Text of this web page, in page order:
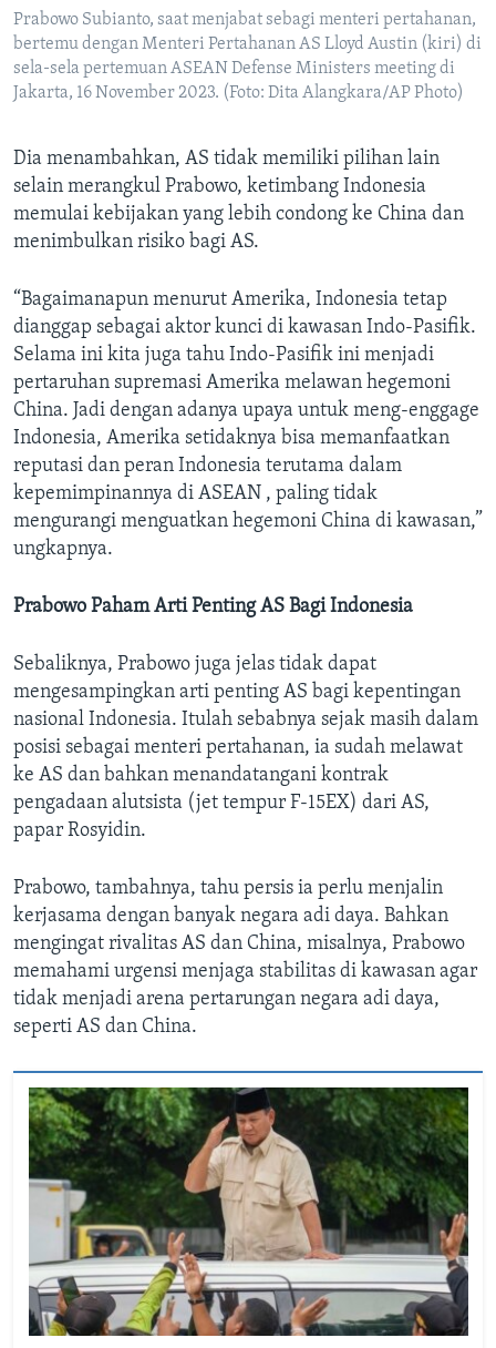
Prabowo Subianto, saat menjabat sebagi menteri pertahanan,
bertemu dengan Menteri Pertahanan AS Lloyd Austin (kiri) di
sela-sela pertemuan ASEAN Defense Ministers meeting di
Jakarta, 16 November 2023. (Foto: Dita Alangkara/AP Photo)
Dia menambahkan, AS tidak memiliki pilihan lain
selain merangkul Prabowo, ketimbang Indonesia
memulai kebijakan yang lebih condong ke China dan
menimbulkan risiko bagi AS.
“Bagaimanapun menurut Amerika, Indonesia tetap
dianggap sebagai aktor kunci di kawasan Indo-Pasifik.
Selama ini kita juga tahu Indo-Pasifik ini menjadi
pertaruhan supremasi Amerika melawan hegemoni
China. Jadi dengan adanya upaya untuk meng-enggage
Indonesia, Amerika setidaknya bisa memanfaatkan
reputasi dan peran Indonesia terutama dalam
kepemimpinannya di ASEAN , paling tidak
mengurangi menguatkan hegemoni China di kawasan,”
ungkapnya.
Prabowo Paham Arti Penting AS Bagi Indonesia
Sebaliknya, Prabowo juga jelas tidak dapat
mengesampingkan arti penting AS bagi kepentingan
nasional Indonesia. Itulah sebabnya sejak masih dalam
posisi sebagai menteri pertahanan, ia sudah melawat
ke AS dan bahkan menandatangani kontrak
pengadaan alutsista (jet tempur F-15EX) dari AS,
papar Rosyidin.
Prabowo, tambahnya, tahu persis ia perlu menjalin
kerjasama dengan banyak negara adi daya. Bahkan
mengingat rivalitas AS dan China, misalnya, Prabowo
memahami urgensi menjaga stabilitas di kawasan agar
tidak menjadi arena pertarungan negara adi daya,
seperti AS dan China.